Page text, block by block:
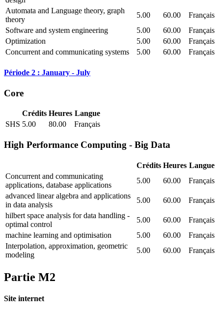
Automata and Language theory, graph
theory
5.00 60.00
Français
Software and system engineering
5.00 60.00
Français
Optimization
5.00 60.00
Français
Concurrent and communicating systems
5.00 60.00 Français
Période 2 : January - July
Core
Crédits Heures Langue
SHS 5.00 80.00 Français
High Performance Computing - Big Data
Crédits Heures Langue
Concurrent and communicating
applications, database applications
5.00 60.00
Français
advanced linear algebra and applications
in data analysis
5.00 60.00
Français
hilbert space analysis for data handling -
optimal control
5.00 60.00
Français
machine learning and optimisation
5.00 60.00
Français
Interpolation, approximation, geometric
modeling
5.00 60.00 Français
Partie M2
Site internet